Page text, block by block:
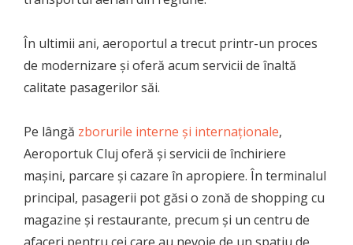
În ultimii ani, aeroportul a trecut printr-un proces
de modernizare și oferă acum servicii de înaltă
calitate pasagerilor săi.
Pe lângă zborurile interne și internaționale,
Aeroportuk Cluj oferă și servicii de închiriere
mașini, parcare și cazare în apropiere. În terminalul
principal, pasagerii pot găsi o zonă de shopping cu
magazine și restaurante, precum și un centru de